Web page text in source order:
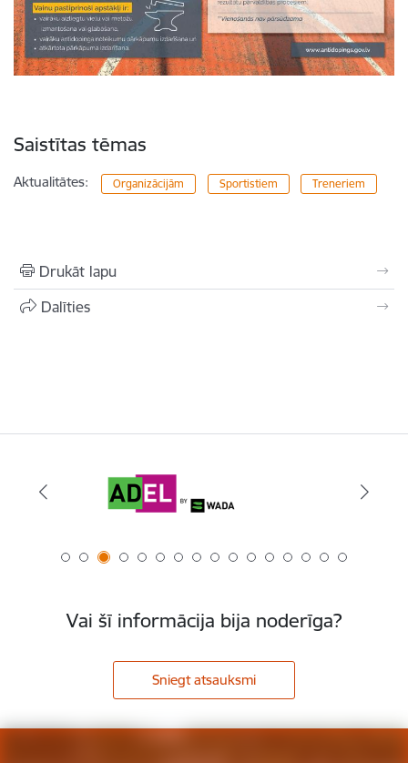
Saistītas tēmas
Aktualitātes: Organizācijām Sportistiem Treneriem
Drukāt lapu
Dalīties
Vai šī informācija bija noderīga?
Sniegt atsauksmi